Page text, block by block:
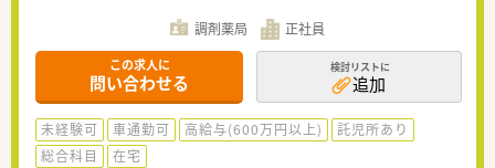
調剤薬局 正社員
この求人に
問い合わせる
検討リストに
追加
未経験可 車通勤可 高給与(600万円以上)
託児所あり
総合科目
在宅